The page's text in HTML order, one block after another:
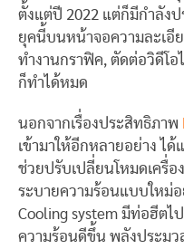
ตั้งแต่ปี 2022 แต่ก็มีกำลัง
ยุคนี้บนหน้าจอความละเอี
ทำงานกราฟิค, ตัดต่อวิดีโอ
ก็ทำได้หมด
นอกจากเรื่องประสิทธิภาพ
เข้ามาให้อีกหลายอย่าง ได้
ช่วยปรับเปลี่ยนโหมดเครื่อ
ระบายความร้อนแบบใหม่อ
Cooling system มีท่อฮีต
ความร้อนดีขึ้น พลังประมว